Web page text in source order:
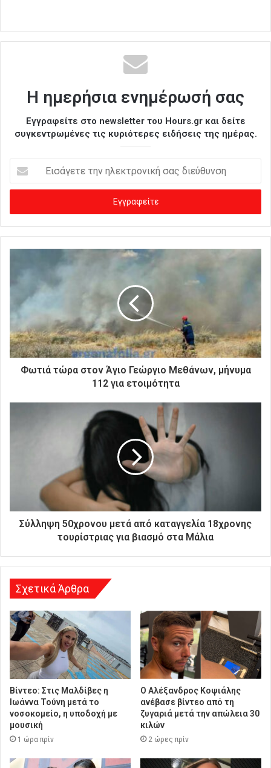
Η ημερήσια ενημέρωσή σας
Εγγραφείτε στο newsletter του Hours.gr και δείτε
συγκεντρωμένες τις κυριότερες ειδήσεις της ημέρας.
σ
γ
ε
ε
κ
τ
ν
Φωτιά τώρα στον Άγιο Γεώργιο Μεθάνων, μήνυμα
112 για ετοιμότητα
Σύλληψη 50χρονου μετά από καταγγελία 18χρονης
τουρίστριας για βιασμό στα Μάλια
Σχετικά Άρθρα
Βίντεο: Στις Μαλδίβες η
Ιωάννα Τούνη μετά το
νοσοκομείο, η υποδοχή με
μουσική
1 ώρα πρίν
Ο Αλέξανδρος Κοψιάλης
ανέβασε βίντεο από τη
ζυγαριά μετά την απώλεια 30
κιλών
2 ώρες πρίν